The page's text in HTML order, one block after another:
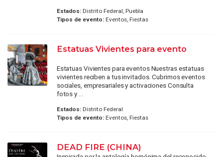
Estados:Distrito Federal, Puebla
Tipos de evento:Eventos, Fiestas
Estatuas Vivientes para evento
Estatuas Vivientes para eventos Nuestras estatuas
vivientes reciben a tus invitados. Cubrimos eventos
sociales, empresariales y activaciones Consulta
fotos y ...
Estados:Distrito Federal
Tipos de evento:Eventos, Fiestas
DEAD FIRE (CHINA)